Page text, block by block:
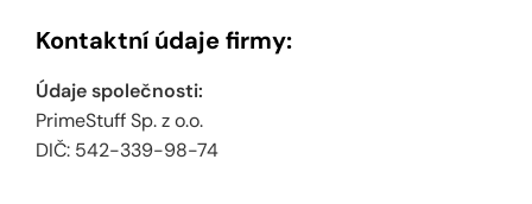
Kontaktní údaje firmy:
Údaje společnosti:
PrimeStuff Sp. z o.o.
DIČ: 542-339-98-74